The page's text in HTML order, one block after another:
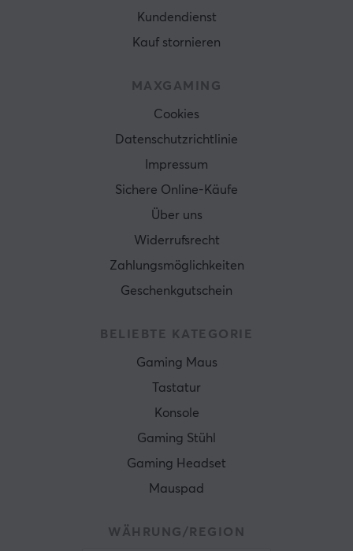
Kundendienst
Kauf stornieren
MAXGAMING
Cookies
Datenschutzrichtlinie
Impressum
Sichere Online-Käufe
Über uns
Widerrufsrecht
Zahlungsmöglichkeiten
Geschenkgutschein
BELIEBTE KATEGORIE
Gaming Maus
Tastatur
Konsole
Gaming Stühl
Gaming Headset
Mauspad
WÄHRUNG/REGION